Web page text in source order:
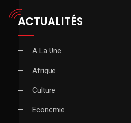
ACTUALITÉS
A La Une
Afrique
Culture
Economie